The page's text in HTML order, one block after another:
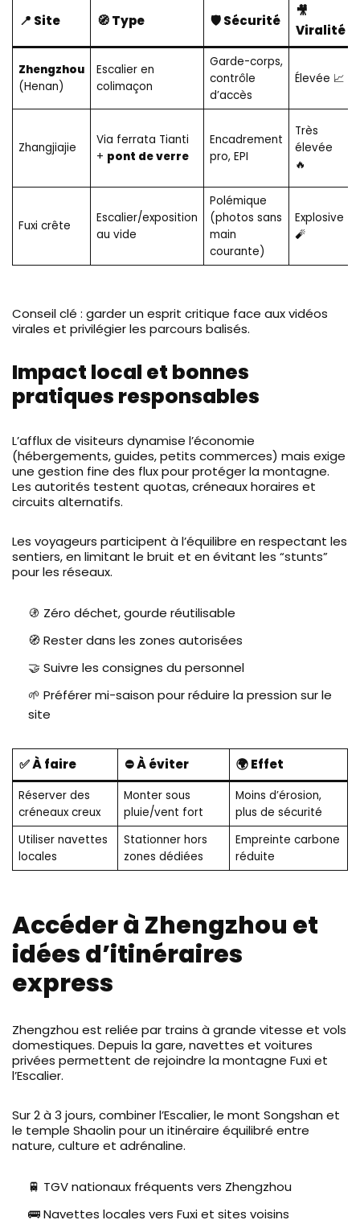
📍 Site 🧭 Type 🛡️ Sécurité
🎥
Viralité
Zhengzhou
(Henan)
Escalier en
colimaçon
Garde-corps,
contrôle
d’accès
Élevée 📈
Zhangjiajie
Via ferrata Tianti
+ pont de verre
Encadrement
pro, EPI
Très
élevée
🔥
Fuxi crête
Escalier/exposition
au vide
Polémique
(photos sans
main
courante)
Explosive
🧨
Conseil clé : garder un esprit critique face aux vidéos
virales et privilégier les parcours balisés.
Impact local et bonnes
pratiques responsables
L’afflux de visiteurs dynamise l’économie
(hébergements, guides, petits commerces) mais exige
une gestion fine des flux pour protéger la montagne.
Les autorités testent quotas, créneaux horaires et
circuits alternatifs.
Les voyageurs participent à l’équilibre en respectant les
sentiers, en limitant le bruit et en évitant les “stunts”
pour les réseaux.
🚯 Zéro déchet, gourde réutilisable
🧭 Rester dans les zones autorisées
🤝 Suivre les consignes du personnel
🌱 Préférer mi-saison pour réduire la pression sur le
site
✅ À faire ⛔ À éviter 🌍 Effet
Réserver des
créneaux creux
Monter sous
pluie/vent fort
Moins d’érosion,
plus de sécurité
Utiliser navettes
locales
Stationner hors
zones dédiées
Empreinte carbone
réduite
Accéder à Zhengzhou et
idées d’itinéraires
express
Zhengzhou est reliée par trains à grande vitesse et vols
domestiques. Depuis la gare, navettes et voitures
privées permettent de rejoindre la montagne Fuxi et
l’Escalier.
Sur 2 à 3 jours, combiner l’Escalier, le mont Songshan et
le temple Shaolin pour un itinéraire équilibré entre
nature, culture et adrénaline.
🚆 TGV nationaux fréquents vers Zhengzhou
🚌 Navettes locales vers Fuxi et sites voisins